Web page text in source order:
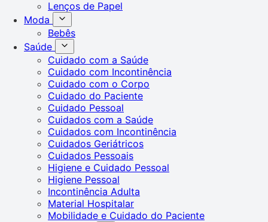
Lenços de Papel
Moda
Bebês
Saúde
Cuidado com a Saúde
Cuidado com Incontinência
Cuidado com o Corpo
Cuidado do Paciente
Cuidado Pessoal
Cuidados com a Saúde
Cuidados com Incontinência
Cuidados Geriátricos
Cuidados Pessoais
Higiene e Cuidado Pessoal
Higiene Pessoal
Incontinência Adulta
Material Hospitalar
Mobilidade e Cuidado do Paciente